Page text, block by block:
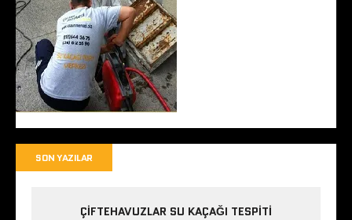
SON YAZILAR
ÇIFTEHAVUZLAR SU KAÇAĞI TESPITI